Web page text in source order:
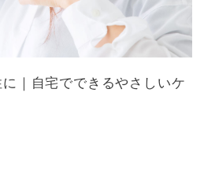
｜自宅でできるやさしいケ